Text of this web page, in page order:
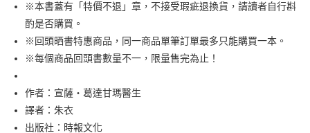
付款後7-11取貨
每筆NT$60，滿NT$499(含以上)免運費
宅配
每筆NT$100，滿NT$499(含以上)免運費
※本書蓋有「特價不退」章，不接受瑕疵退換貨，請讀者自行斟
酌是否購買。
※回頭晒書特惠商品，同一商品單筆訂單最多只能購買一本。
※每個商品回頭書數量不一，限量售完為止！
作者：宣薩‧葛達甘瑪醫生
譯者：朱衣
出版社：時報文化